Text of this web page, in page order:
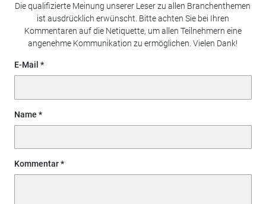
Die qualifizierte Meinung unserer Leser zu allen Branchenthemen
ist ausdrücklich erwünscht. Bitte achten Sie bei Ihren
Kommentaren auf die Netiquette, um allen Teilnehmern eine
angenehme Kommunikation zu ermöglichen. Vielen Dank!
E-Mail
Name
Kommentar